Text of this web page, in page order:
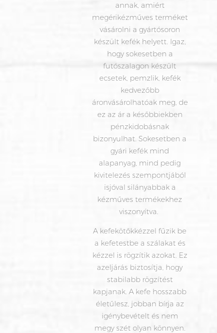
annak, amiért
megérikézműves terméket
vásárolni a gyártósoron
készült kefék helyett. Igaz,
hogy sokesetben a
futószalagon készült
ecsetek, pemzlik, kefék
kedvezőbb
áronvásárolhatóak meg, de
ez az ár a későbbiekben
pénzkidobásnak
bizonyulhat. Sokesetben a
gyári kefék mind
alapanyag, mind pedig
kivitelezés szempontjából
isjóval silányabbak a
kézműves termékekhez
viszonyítva.
A kefekötőkkézzel fűzik be
a kefetestbe a szálakat és
kézzel is rögzítik azokat. Ez
azeljárás biztosítja, hogy
stabilabb rögzítést
kapjanak. A kefe hosszabb
életűlesz, jobban bírja az
igénybevételt és nem
megy szét olyan könnyen.